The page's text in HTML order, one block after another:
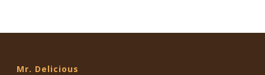
Mr. Delicious